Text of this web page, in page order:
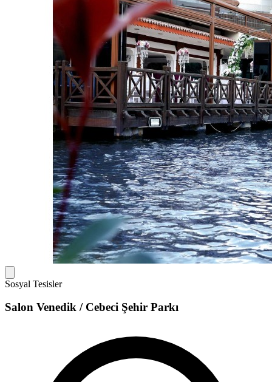
Sosyal Tesisler
Salon Venedik / Cebeci Şehir Parkı